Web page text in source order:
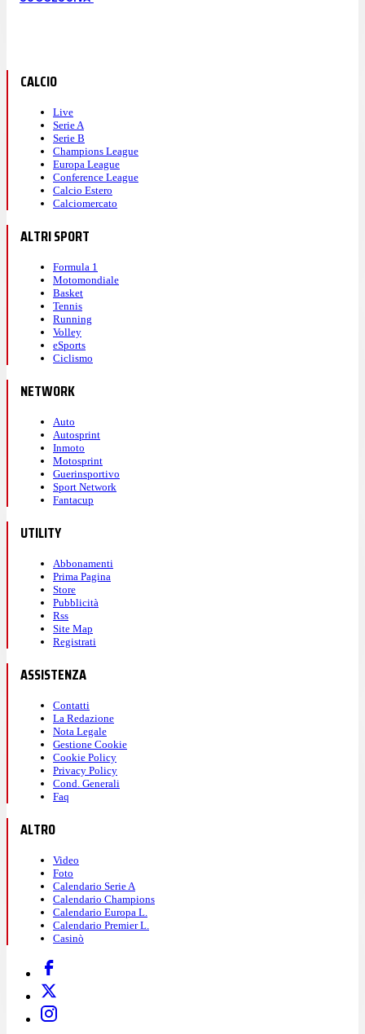
CALCIO
Live
Serie A
Serie B
Champions League
Europa League
Conference League
Calcio Estero
Calciomercato
ALTRI SPORT
Formula 1
Motomondiale
Basket
Tennis
Running
Volley
eSports
Ciclismo
NETWORK
Auto
Autosprint
Inmoto
Motosprint
Guerinsportivo
Sport Network
Fantacup
UTILITY
Abbonamenti
Prima Pagina
Store
Pubblicità
Rss
Site Map
Registrati
ASSISTENZA
Contatti
La Redazione
Nota Legale
Gestione Cookie
Cookie Policy
Privacy Policy
Cond. Generali
Faq
ALTRO
Video
Foto
Calendario Serie A
Calendario Champions
Calendario Europa L.
Calendario Premier L.
Casinò